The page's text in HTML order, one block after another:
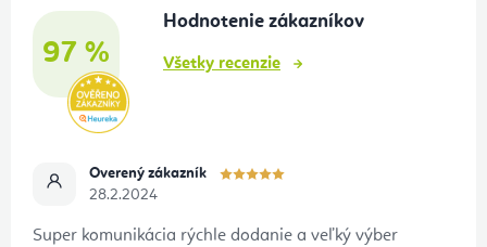
97 %
Hodnotenie zákazníkov
Všetky recenzie
Overený zákazník
28.2.2024
Super komunikácia rýchle dodanie a veľký výber